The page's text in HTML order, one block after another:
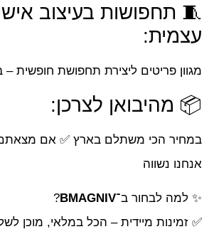
🧵 תחפושות בעיצוב
עצמית:
מגוון פריטים ליצירת תחפושת חופשית –
📦 מהיבואן לצרכן:
במחיר הכי משתלם בארץ ✅ אם מצאתם
אנחנו נשווה
✨ למה לבחור ב־BMAGNIV
?
✅ זמינות מיידית – הכל במלאי, מוכן